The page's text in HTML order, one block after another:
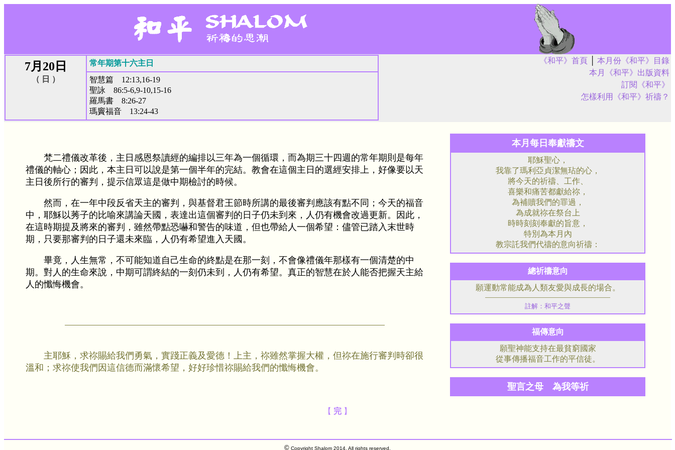
7月20日
（ 日 ）
常年期第十六主日
智慧篇 12:13,16-19
聖詠 86:5-6,9-10,15-16
羅馬書 8:26-27
瑪竇福音 13:24-43
《和平》首頁
本月份《和平》目錄
本月《和平》出版資料
訂閱《和平》
怎樣利用《和平》祈禱？
梵二禮儀改革後，主日感恩祭讀經的編排以三年為一個循環，而為期三十四週的常年期則是每年
禮儀的軸心；因此，本主日可以說是第一個半年的完結。教會在這個主日的選經安排上，好像要以天
主日後所行的審判，提示信眾這是做中期檢討的時候。
然而，在一年中段反省天主的審判，與基督君王節時所講的最後審判應該有點不同；今天的福音
中，耶穌以莠子的比喻來講論天國，表達出這個審判的日子仍未到來，人仍有機會改過更新。因此，
在這時期提及將來的審判，雖然帶點恐嚇和警告的味道，但也帶給人一個希望：儘管已踏入末世時
期，只要那審判的日子還未來臨，人仍有希望進入天國。
畢竟，人生無常，不可能知道自己生命的終點是在那一刻，不會像禮儀年那樣有一個清楚的中
期。對人的生命來說，中期可謂終結的一刻仍未到，人仍有希望。真正的智慧在於人能否把握天主給
人的懺悔機會。
主耶穌，求祢賜給我們勇氣，實踐正義及愛德！上主，祢雖然掌握大權，但祢在施行審判時卻很
溫和；求祢使我們因這信德而滿懷希望，好好珍惜祢賜給我們的懺悔機會。
本月每日奉獻禱文
耶穌聖心，
我靠了瑪利亞貞潔無玷的心，
將今天的祈禱、工作、
喜樂和痛苦都獻給祢，
為補贖我們的罪過，
為成就祢在祭台上
時時刻刻奉獻的旨意，
特別為本月內
教宗託我們代禱的意向祈禱：
總祈禱意向
願運動常能成為人類友愛與成長的場合。
註解：和平之聲
福傳意向
願聖神能支持在最貧窮國家
從事傳播福音工作的平信徒。
聖言之母 為我等祈
【 完 】
© Copyright Shalom 2014. All rights reserved.